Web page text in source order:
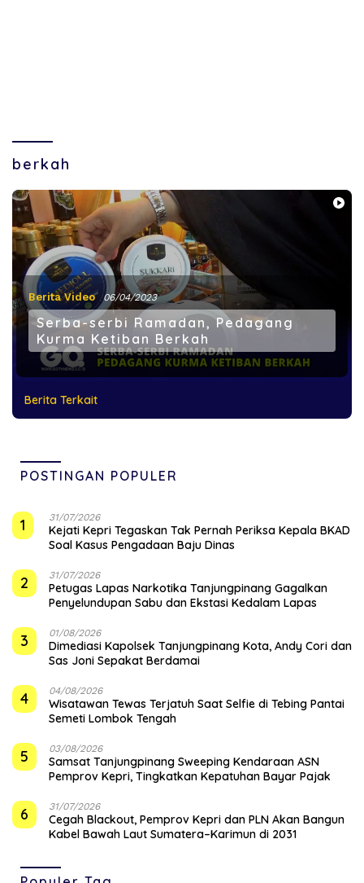
berkah
Berita Video 06/04/2023
Serba-serbi Ramadan, Pedagang
Kurma Ketiban Berkah
Berita Terkait
POSTINGAN POPULER
1 31/07/2026
Kejati Kepri Tegaskan Tak Pernah Periksa Kepala BKAD
Soal Kasus Pengadaan Baju Dinas
2 31/07/2026
Petugas Lapas Narkotika Tanjungpinang Gagalkan
Penyelundupan Sabu dan Ekstasi Kedalam Lapas
3 01/08/2026
Dimediasi Kapolsek Tanjungpinang Kota, Andy Cori dan
Sas Joni Sepakat Berdamai
4 04/08/2026
Wisatawan Tewas Terjatuh Saat Selfie di Tebing Pantai
Semeti Lombok Tengah
5 03/08/2026
Samsat Tanjungpinang Sweeping Kendaraan ASN
Pemprov Kepri, Tingkatkan Kepatuhan Bayar Pajak
6 31/07/2026
Cegah Blackout, Pemprov Kepri dan PLN Akan Bangun
Kabel Bawah Laut Sumatera–Karimun di 2031